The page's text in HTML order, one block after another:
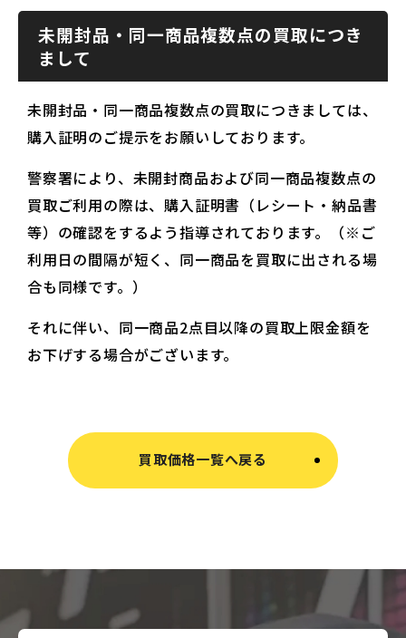
未開封品・同一商品複数点の買取につき
まして
未開封品・同一商品複数点の買取につきましては、
購入証明のご提示をお願いしております。
警察署により、未開封商品および同一商品複数点の
買取ご利用の際は、購入証明書（レシート・納品書
等）の確認をするよう指導されております。（※ご
利用日の間隔が短く、同一商品を買取に出される場
合も同様です。）
それに伴い、同一商品2点目以降の買取上限金額を
お下げする場合がございます。
買取価格一覧へ戻る